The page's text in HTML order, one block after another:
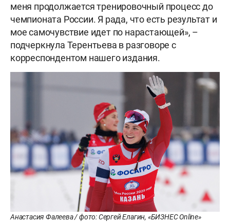
меня продолжается тренировочный процесс до
чемпионата России. Я рада, что есть результат и
мое самочувствие идет по нарастающей», –
подчеркнула Терентьева в разговоре с
корреспондентом нашего издания.
Анастасия Фалеева / фото: Сергей Елагин, «БИЗНЕС Online»